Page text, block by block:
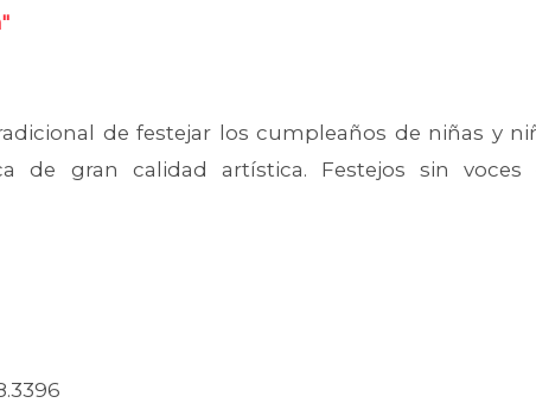
de festejar los cumpleaños de niñas y
de gran calidad artística. Festejos sin voces